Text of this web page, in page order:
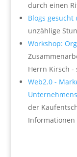
durch einen
Blogs
unzählige
Workshop:
Herrn Kirsch
Web2.0 -
der